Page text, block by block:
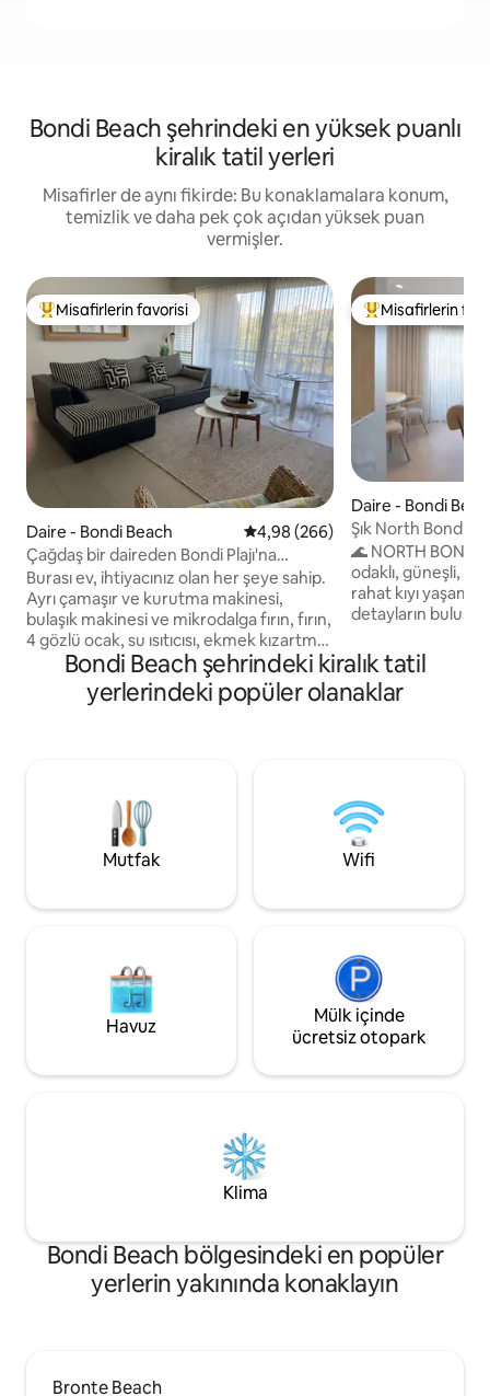
Bondi Beach şehrindeki en yüksek puanlı
kiralık tatil yerleri
Misafirler de aynı fikirde: Bu konaklamalara konum,
temizlik ve daha pek çok açıdan yüksek puan
vermişler.
Misafirlerin favorilerinden en beğenilenler arasında
Misafirlerin favorisi
Daire - Bondi Beach 5 üzerinden ortalama 4,98
4,98 (266)
Çağdaş bir daireden Bondi Plajı'na
yürüyüş
Burası ev, ihtiyacınız olan her şeye sahip.
Ayrı çamaşır ve kurutma makinesi,
bulaşık makinesi ve mikrodalga fırın, fırın,
4 gözlü ocak, su ısıtıcısı, ekmek kızartma
makinesi, ütü ve Nespresso makinesi ile
tam donanımlı çamaşırhane. Ünitenin
harika bir dış alanı ve gün batımının, bir
durum için hazırız. Bu daire Bondi Plajı'na
300 metre mesafededir. Hiçbir şey
yürüyerek ulaşılmayacak kadar uzak
değildir. Harika kahve dükkanları ve
mağazalar var. 300 metre içinde çeşitli
uzun konaklamalar için plaj park yeri
ayarlanabilir.
Misafirlerin
Misafirlerin
Daire - Bondi
Şık North Bondi
Kafelere Yürüyüş
🌊 NORTH BONDI
odaklı, güneşli, 2
rahat kıyı
detayların buluştuğu bir
plaja ve kafelere
uzaklıkta olan bu
yenilenmiş ev,
için ücretsiz
dahildir (haziran-
Bondi Beach şehrindeki kiralık tatil
yerlerindeki popüler olanaklar
Mutfak Wifi
Havuz
Mülk içinde
ücretsiz otopark
Klima
Bondi Beach bölgesindeki en popüler
yerlerin yakınında konaklayın
Bronte Beach